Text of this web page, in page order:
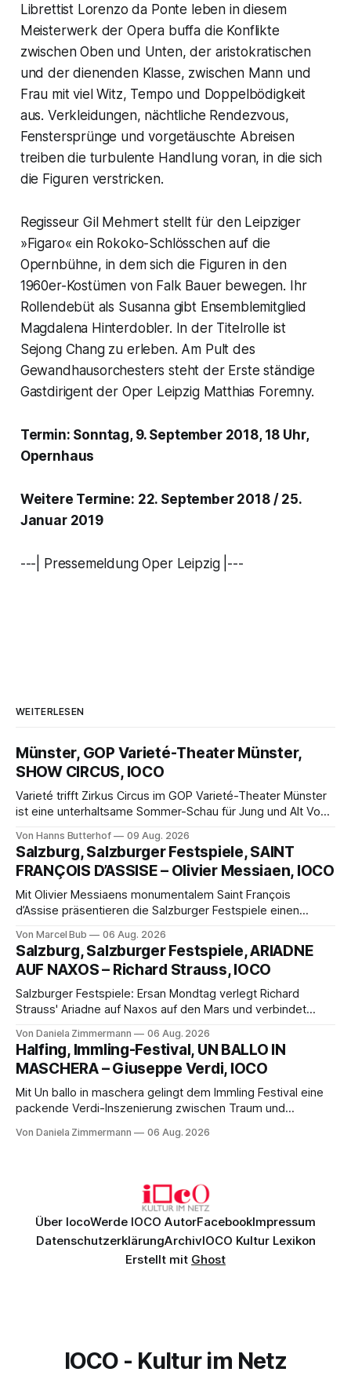
Librettist Lorenzo da Ponte leben in diesem
Meisterwerk der Opera buffa die Konflikte
zwischen Oben und Unten, der aristokratischen
und der dienenden Klasse, zwischen Mann und
Frau mit viel Witz, Tempo und Doppelbödigkeit
aus. Verkleidungen, nächtliche Rendezvous,
Fenstersprünge und vorgetäuschte Abreisen
treiben die turbulente Handlung voran, in die sich
die Figuren verstricken.
Regisseur Gil Mehmert stellt für den Leipziger
»Figaro« ein Rokoko-Schlösschen auf die
Opernbühne, in dem sich die Figuren in den
1960er-Kostümen von Falk Bauer bewegen. Ihr
Rollendebüt als Susanna gibt Ensemblemitglied
Magdalena Hinterdobler. In der Titelrolle ist
Sejong Chang zu erleben. Am Pult des
Gewandhausorchesters steht der Erste ständige
Gastdirigent der Oper Leipzig Matthias Foremny.
Termin: Sonntag, 9. September 2018, 18 Uhr,
Opernhaus
Weitere Termine: 22. September 2018 / 25.
Januar 2019
---| Pressemeldung Oper Leipzig |---
WEITERLESEN
Münster, GOP Varieté-Theater Münster,
SHOW CIRCUS, IOCO
Varieté trifft Zirkus Circus im GOP Varieté-Theater Münster
ist eine unterhaltsame Sommer-Schau für Jung und Alt Von
Münster der Vorhang zur neuen Show Circus hebt, erkundet
wohl auch eine junge Frau, wie es ist, wenn der Zirkus ins
Varieté kommt.
Von Hanns Butterhof 09 Aug. 2026
Salzburg, Salzburger Festspiele, SAINT
FRANÇOIS D’ASSISE – Olivier Messiaen, IOCO
Mit Olivier Messiaens monumentalem Saint François
d’Assise präsentieren die Salzburger Festspiele einen
eine bildgewaltige Inszenierung, Maxime Pascal entfaltet
die komplexe Partitur eindrucksvoll, Philippe Sly berührt als
Franziskus.
Von Marcel Bub 06 Aug. 2026
Salzburg, Salzburger Festspiele, ARIADNE
AUF NAXOS – Richard Strauss, IOCO
Salzburger Festspiele: Ersan Mondtag verlegt Richard
Strauss' Ariadne auf Naxos auf den Mars und verbindet
Aufführung mit starken Solisten und den Wiener
Philharmonikern, szenisch bleibt der zweite Akt jedoch
hinter den Erwartungen zurück.
Von Daniela Zimmermann 06 Aug. 2026
Halfing, Immling-Festival, UN BALLO IN
MASCHERA – Giuseppe Verdi, IOCO
Mit Un ballo in maschera gelingt dem Immling Festival eine
packende Verdi-Inszenierung zwischen Traum und
psychologische Tiefe mit starken Bildern, getragen von
Von Daniela Zimmermann 06 Aug. 2026
Über IocoWerde IOCO AutorFacebookImpressum
DatenschutzerklärungArchivIOCO Kultur Lexikon
Erstellt mit Ghost
IOCO - Kultur im Netz